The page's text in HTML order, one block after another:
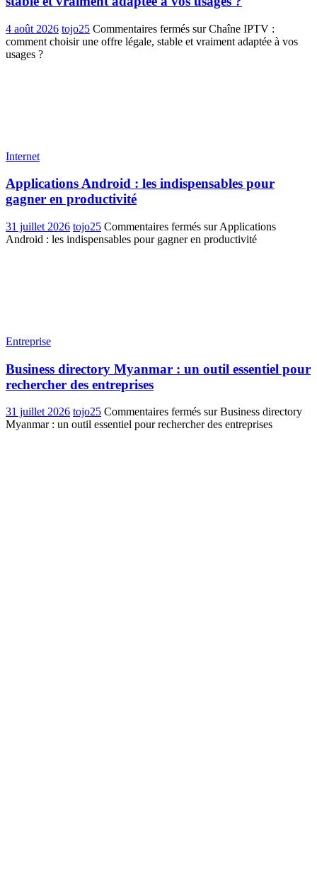
4 août 2026 tojo25 Commentaires fermés sur Chaîne IPTV :
comment choisir une offre légale, stable et vraiment adaptée à vos
usages ?
Internet
Applications Android : les indispensables pour
gagner en productivité
31 juillet 2026 tojo25 Commentaires fermés sur Applications
Android : les indispensables pour gagner en productivité
Entreprise
Business directory Myanmar : un outil essentiel pour
rechercher des entreprises
31 juillet 2026 tojo25 Commentaires fermés sur Business directory
Myanmar : un outil essentiel pour rechercher des entreprises